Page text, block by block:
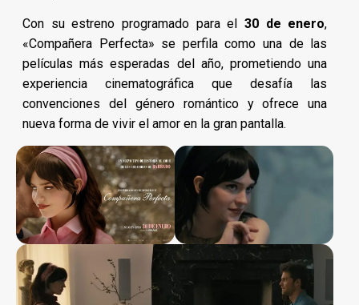
Con su estreno programado para el 30 de enero,
«Compañera Perfecta» se perfila como una de las
películas más esperadas del año, prometiendo una
experiencia cinematográfica que desafía las
convenciones del género romántico y ofrece una
nueva forma de vivir el amor en la gran pantalla.